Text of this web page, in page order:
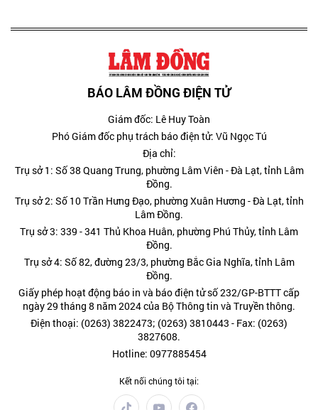
BÁO LÂM ĐỒNG ĐIỆN TỬ
Giám đốc: Lê Huy Toàn
Phó Giám đốc phụ trách báo điện tử: Vũ Ngọc Tú
Địa chỉ:
Trụ sở 1: Số 38 Quang Trung, phường Lâm Viên - Đà Lạt, tỉnh Lâm
Đồng.
Trụ sở 2: Số 10 Trần Hưng Đạo, phường Xuân Hương - Đà Lạt, tỉnh
Lâm Đồng.
Trụ sở 3: 339 - 341 Thủ Khoa Huân, phường Phú Thủy, tỉnh Lâm
Đồng.
Trụ sở 4: Số 82, đường 23/3, phường Bắc Gia Nghĩa, tỉnh Lâm
Đồng.
Giấy phép hoạt động báo in và báo điện tử số 232/GP-BTTT cấp
ngày 29 tháng 8 năm 2024 của Bộ Thông tin và Truyền thông.
Điện thoại: (0263) 3822473; (0263) 3810443 - Fax: (0263)
3827608.
Hotline: 0977885454
Kết nối chúng tôi tại: